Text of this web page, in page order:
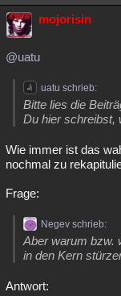
mojorisin
@uatu
uatu schrieb:
Bitte lies die
Du hier schreibst,
Wie immer ist das
nochmal zu
Frage:
Negev schrieb:
Aber warum bzw.
in den Kern
Antwort: